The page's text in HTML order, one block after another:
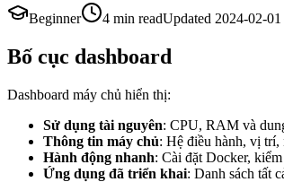
Beginner 4 min readUpdated 2024-02-01
Bố cục dashboard
Dashboard máy chủ hiển thị:
Sử dụng tài nguyên: CPU, RAM và
Thông tin máy chủ: Hệ điều hành, vị trí,
Hành động nhanh: Cài đặt Docker,
Ứng dụng đã triển khai: Danh sách tất